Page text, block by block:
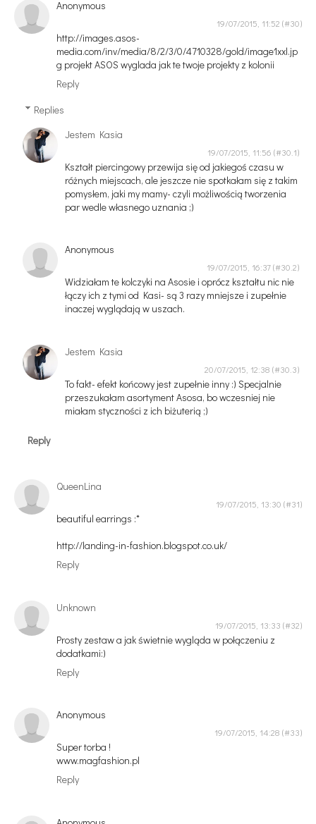
Anonymous
19/07/2015, 11:52
http://images.asos-
media.com/inv/media/8/2/3/0/4710328/gold/image1xxl.jp
g projekt ASOS wyglada jak te twoje projekty z kolonii
Reply
Replies
Jestem Kasia
19/07/2015, 11:56
Kształt piercingowy przewija się od jakiegoś czasu w
różnych miejscach, ale jeszcze nie spotkałam się z takim
pomysłem, jaki my mamy- czyli możliwością tworzenia
par wedle własnego uznania ;)
Anonymous
19/07/2015, 16:37
Widziałam te kolczyki na Asosie i oprócz kształtu nic nie
łączy ich z tymi od Kasi- są 3 razy mniejsze i zupełnie
inaczej wyglądają w uszach.
Jestem Kasia
20/07/2015, 12:38
To fakt- efekt końcowy jest zupełnie inny :) Specjalnie
przeszukałam asortyment Asosa, bo wczesniej nie
miałam styczności z ich biżuterią ;)
Reply
QueenLina
19/07/2015, 13:30
beautiful earrings :*
http://landing-in-fashion.blogspot.co.uk/
Reply
Unknown
19/07/2015, 13:33
Prosty zestaw a jak świetnie wygląda w połączeniu z
dodatkami:)
Reply
Anonymous
19/07/2015, 14:28
Super torba !
www.magfashion.pl
Reply